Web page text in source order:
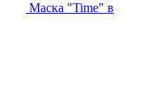
Маска "Time" в